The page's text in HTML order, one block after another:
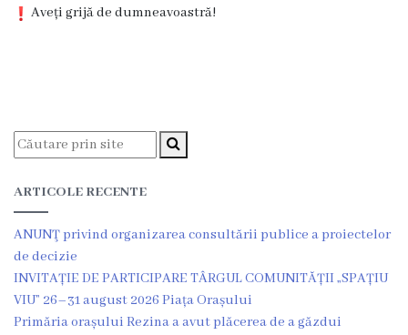
Plăți
Întreprinderi
nr.1
,,Leagănul
copilăriei”
Aveți grijă de dumneavoastră!
ARTICOLE RECENTE
ANUNŢ privind organizarea consultării publice a proiectelor
de decizie
INVITAȚIE DE PARTICIPARE TÂRGUL COMUNITĂȚII „SPAȚIU
VIU” 26–31 august 2026 Piața Orașului
Primăria orașului Rezina a avut plăcerea de a găzdui